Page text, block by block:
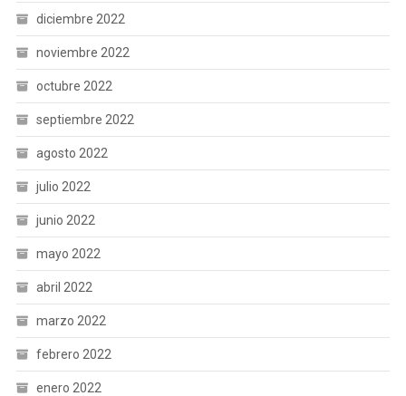
diciembre 2022
noviembre 2022
octubre 2022
septiembre 2022
agosto 2022
julio 2022
junio 2022
mayo 2022
abril 2022
marzo 2022
febrero 2022
enero 2022